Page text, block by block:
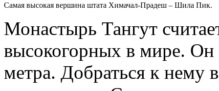
Самая высокая вершина штата Химачал-Прадеш – Шила Пик.
Монастырь Тангут
высокогорных в мире. Он
метра. Добраться к нему